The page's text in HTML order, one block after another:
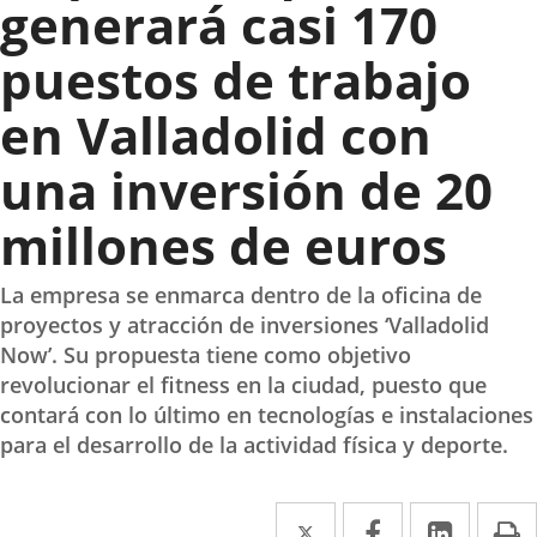
generará casi 170
puestos de trabajo
en Valladolid con
una inversión de 20
millones de euros
La empresa se enmarca dentro de la oficina de
proyectos y atracción de inversiones ‘Valladolid
Now’. Su propuesta tiene como objetivo
revolucionar el fitness en la ciudad, puesto que
contará con lo último en tecnologías e instalaciones
para el desarrollo de la actividad física y deporte.
Twitter
Enlace Facebook
EnlaceEnlace